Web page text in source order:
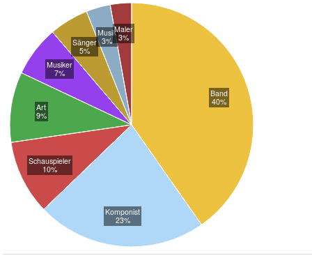
Band
40%
Komponist
23%
Schauspieler
10%
Art
9%
Musiker
7%
Sänger
5%
Musik
3%
Maler
3%